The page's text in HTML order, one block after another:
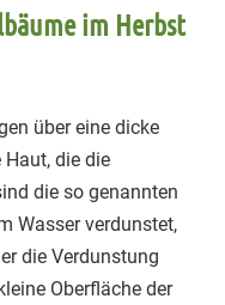
im Herbst
über eine dicke
die die
die so genannten
Wasser verdunstet,
die Verdunstung
Oberfläche der